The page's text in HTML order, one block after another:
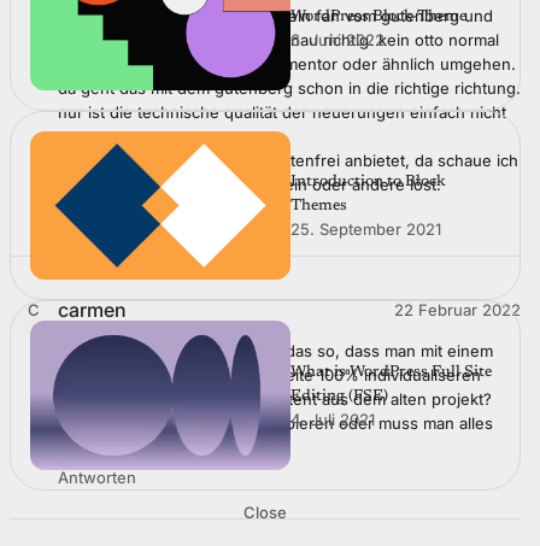
nicht falsch verstehen, ich bin ein fan vom gutenberg und
finde den editor für kunden genau richtig. kein otto normal
kunde ü60 kann mit einem elementor oder ähnlich umgehen.
da geht das mit dem gutenberg schon in die richtige richtung.
nur ist die technische qualität der neuerungen einfach nicht
gut.
schön dass ihr euer theme kostenfrei anbietet, da schaue ich
mir glatt mal an wie ihr so das ein oder andere löst.
Antworten
C carmen 22 Februar 2022
hallo zusammen! verstehe ich das so, dass man mit einem
block-theme wie eurem eine seite 100% individualiseren
kann? was mache ich dem content aus dem alten projekt?
kann man das einfach rüberkopieren oder muss man alles
per hand übertragen?
Antworten
WordPress Block-Theme
6. Juni 2022
Introduction to Block
Themes
25. September 2021
What is WordPress Full Site
Editing (FSE)
4. Juli 2021
Close